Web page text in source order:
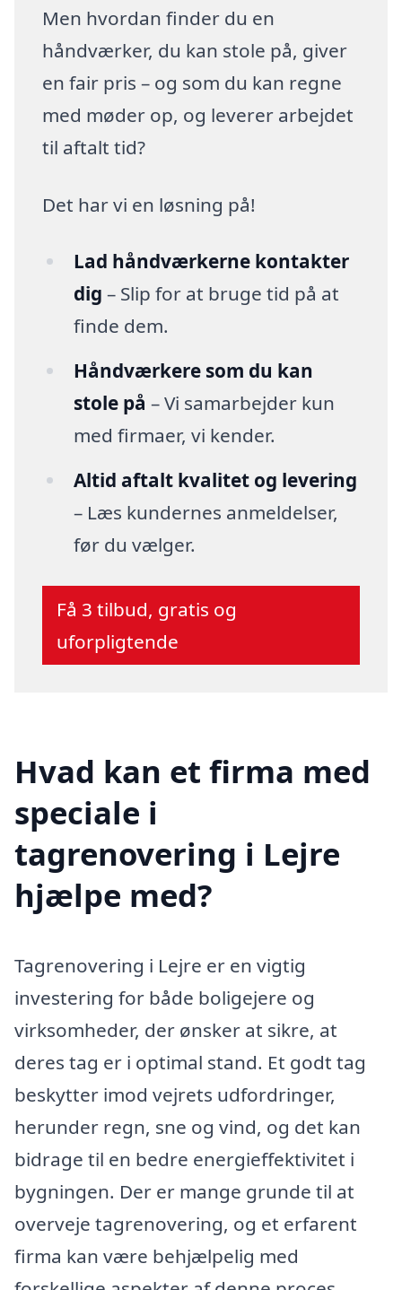
Men hvordan finder du en
håndværker, du kan stole på, giver
en fair pris – og som du kan regne
med møder op, og leverer arbejdet
til aftalt tid?
Det har vi en løsning på!
Lad håndværkerne kontakter
dig – Slip for at bruge tid på at
finde dem.
Håndværkere som du kan
stole på – Vi samarbejder kun
med firmaer, vi kender.
Altid aftalt kvalitet og levering
– Læs kundernes anmeldelser,
før du vælger.
Få 3 tilbud, gratis og
uforpligtende
Hvad kan et firma med
speciale i
tagrenovering i Lejre
hjælpe med?
Tagrenovering i Lejre er en vigtig
investering for både boligejere og
virksomheder, der ønsker at sikre, at
deres tag er i optimal stand. Et godt tag
beskytter imod vejrets udfordringer,
herunder regn, sne og vind, og det kan
bidrage til en bedre energieffektivitet i
bygningen. Der er mange grunde til at
overveje tagrenovering, og et erfarent
firma kan være behjælpelig med